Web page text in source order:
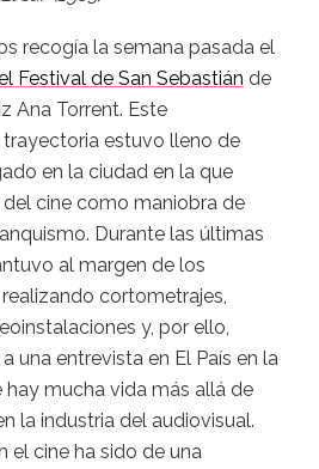
recogía la semana pasada el
Festival de San Sebastián de
Ana Torrent. Este
estuvo lleno de
en la ciudad en la que
cine como maniobra de
Durante las últimas
al margen de los
cortometrajes,
y, por ello,
una entrevista en El País en la
mucha vida más allá de
la industria del audiovisual.
el cine ha sido de una